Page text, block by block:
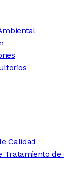
Calidad
Tratamiento de